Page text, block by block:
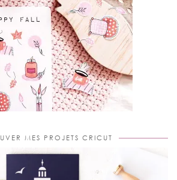
MES PROJETS CRICUT